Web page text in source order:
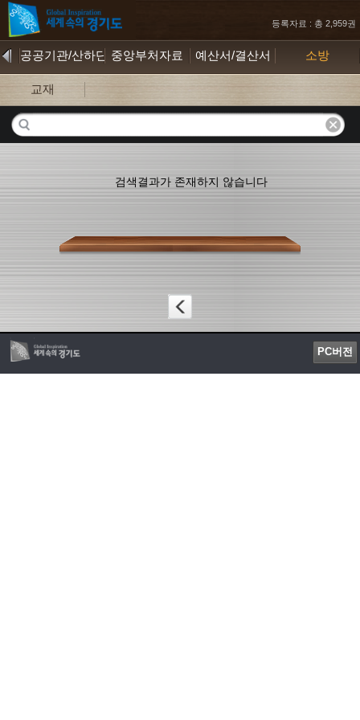
등록자료 : 총 2,959권
공공기관/산하단체중앙부처자료 예산서/결산서 소방
교재
검색결과가 존재하지 않습니다
PC버전